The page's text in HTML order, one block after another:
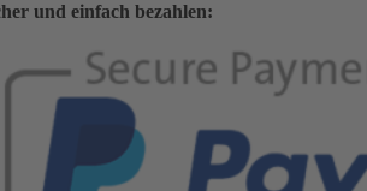
und einfach bezahlen: